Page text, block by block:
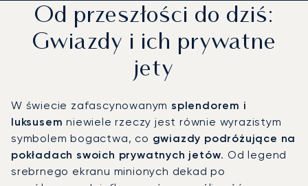
Od przeszłości do dziś:
Gwiazdy i ich prywatne
jety
W świecie zafascynowanym splendorem i
luksusem niewiele rzeczy jest równie wyrazistym
symbolem bogactwa, co gwiazdy podróżujące na
pokładach swoich prywatnych jetów. Od legend
srebrnego ekranu minionych dekad po